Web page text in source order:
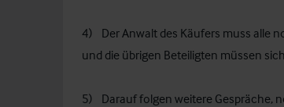
4) Der Anwalt des Käufers muss alle
und die übrigen Beteiligten müssen
5) Darauf folgen weitere Gespräche,